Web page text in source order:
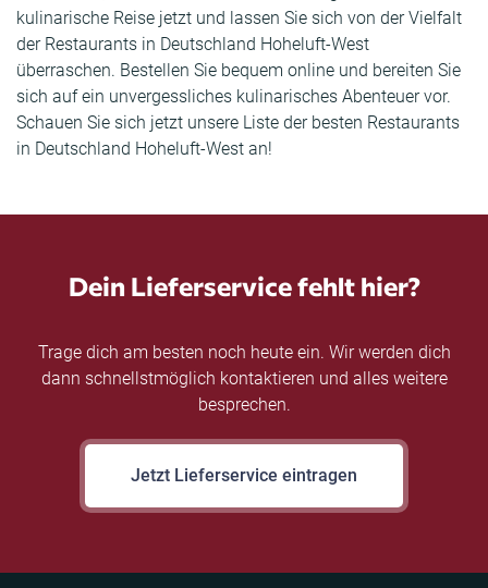
kulinarische Reise jetzt und lassen Sie sich von der Vielfalt
der Restaurants in Deutschland Hoheluft-West
überraschen. Bestellen Sie bequem online und bereiten Sie
sich auf ein unvergessliches kulinarisches Abenteuer vor.
Schauen Sie sich jetzt unsere Liste der besten Restaurants
in Deutschland Hoheluft-West an!
Dein Lieferservice fehlt hier?
Trage dich am besten noch heute ein. Wir werden dich
dann schnellstmöglich kontaktieren und alles weitere
besprechen.
Jetzt Lieferservice eintragen